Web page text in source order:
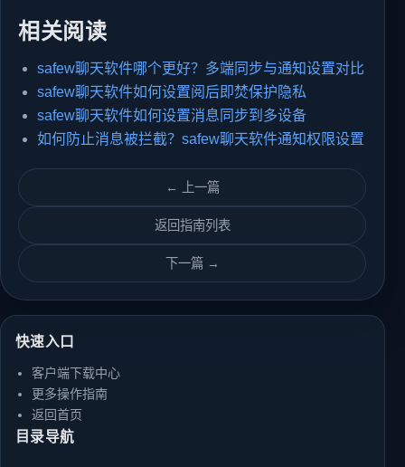
相关阅读
safew聊天软件哪个更好？多端同步与通知设置对比
safew聊天软件如何设置阅后即焚保护隐私
safew聊天软件如何设置消息同步到多设备
如何防止消息被拦截？safew聊天软件通知权限设置
← 上一篇
返回指南列表
下一篇 →
快速入口
客户端下载中心
更多操作指南
返回首页
目录导航